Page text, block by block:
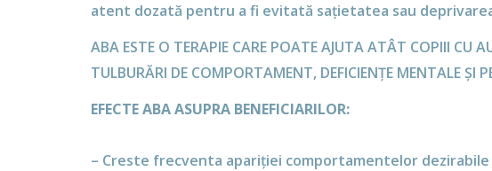
atent dozată pentru a fi evitată sațietatea sau
ABA ESTE O TERAPIE CARE POATE AJUTA ATÂT COPIII CU
TULBURĂRI DE COMPORTAMENT, DEFICIENȚE MENTALE ȘI
EFECTE ABA ASUPRA BENEFICIARILOR:
– Creste frecventa apariției comportamentelor dezirabile